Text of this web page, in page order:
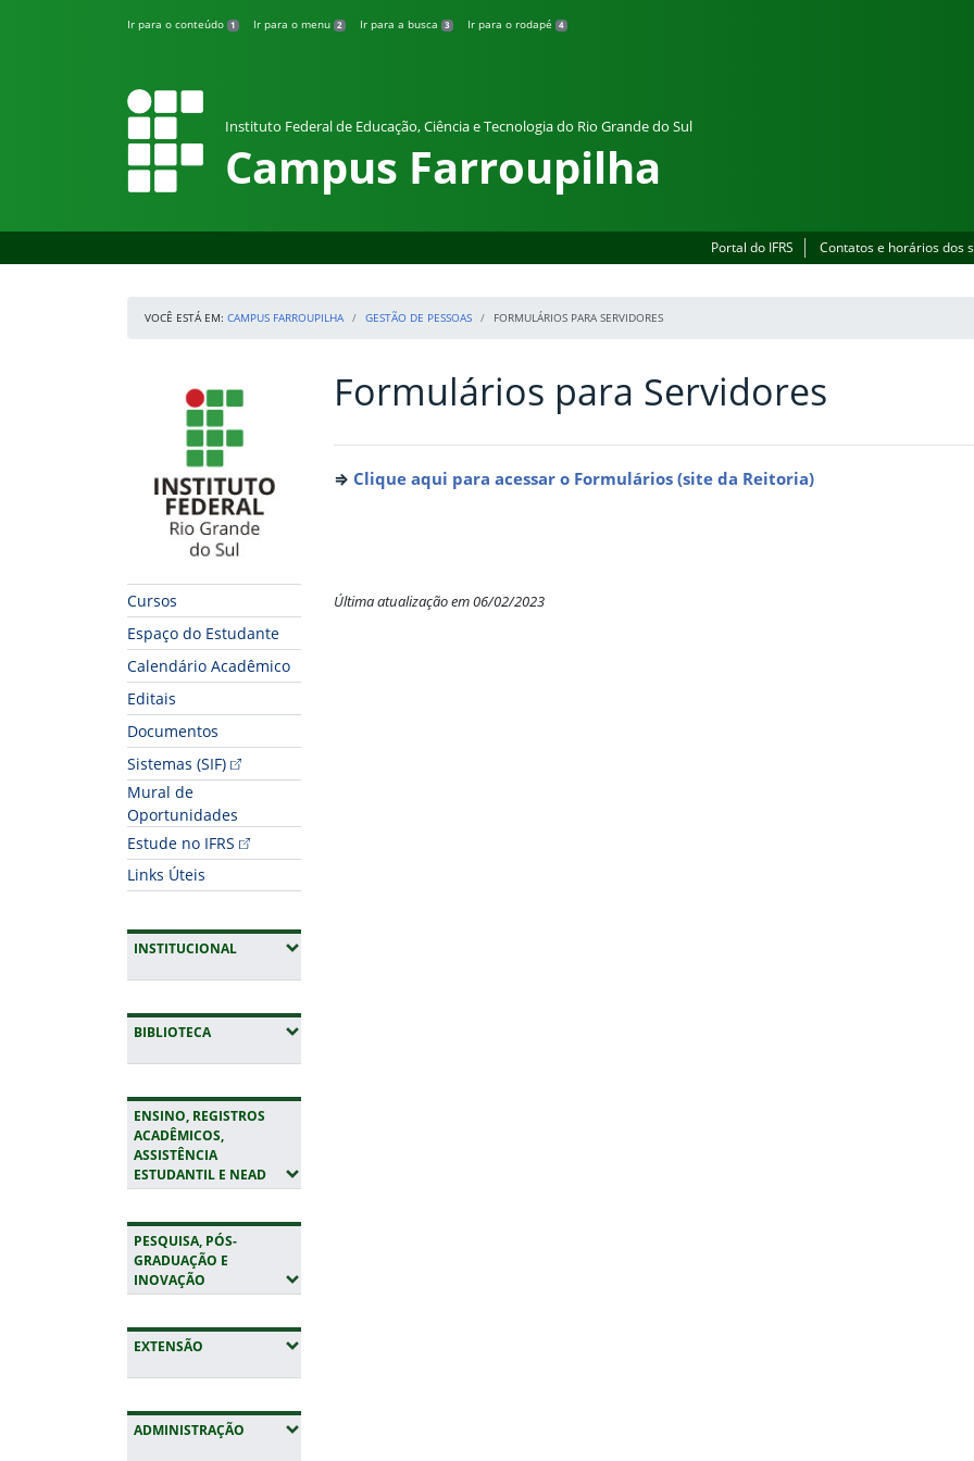
Ir para o conteúdo 1 Ir para o menu 2 Ir para a busca 3 Ir para o rodapé 4
Instituto Federal de Educação, Ciência e Tecnologia do Rio Grande do Sul
Campus Farroupilha
Portal do IFRS Contatos e horários dos
VOCÊ ESTÁ EM: CAMPUS FARROUPILHA GESTÃO DE PESSOAS FORMULÁRIOS PARA SERVIDORES
Início da navegação
Cursos
Espaço do Estudante
Calendário Acadêmico
Editais
Documentos
Sistemas (SIF)
Mural de
Oportunidades
Estude no IFRS
Links Úteis
INSTITUCIONAL(EXPANDIR SUBMENUS)
BIBLIOTECA(EXPANDIR SUBMENUS)
ENSINO, REGISTROS
ACADÊMICOS,
ASSISTÊNCIA
ESTUDANTIL E NEAD(EXPANDIR SUBMENUS)
PESQUISA, PÓS-
GRADUAÇÃO E
INOVAÇÃO (EXPANDIR SUBMENUS)
EXTENSÃO (EXPANDIR SUBMENUS)
ADMINISTRAÇÃO (EXPANDIR SUBMENUS)
Início do conteúdo
Formulários para Servidores
⇒ Clique aqui para acessar o Formulários (site da Reitoria)
Última atualização em 06/02/2023